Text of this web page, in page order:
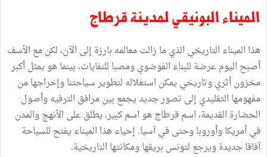
الميناء البونيقي لمدينة قرطاج
هذا الميناء التاريخي الذي ما زالت معالمه بارزة إلى الآن، لكن مع الأسف
أصبح اليوم عرضة للبناء الفوضوي ومصبا للنفايات، بينما هو يمثل أكبر
مخزون أثري وتاريخي يمكن استغلاله لتطوير سياحتنا وإخراجها من
مفهومها التقليدي إلى تصور جديد يجمع بين مرافق الترفيه وأصول
الحضارة القديمة، اسم قرطاج هو اسم كبير، يطلق على الأنهج والمدن
في أمريكا وأوروبا وحتى في آسيا. إحياء هذا الميناء يفتح للسياحة
آفاقا جديدة ويرجع لتونس بريقها ومكانتها التاريخية.